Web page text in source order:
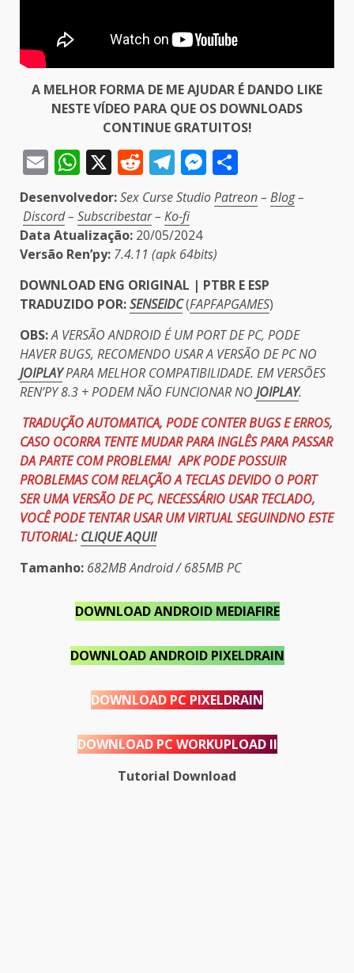
A MELHOR FORMA DE ME AJUDAR É DANDO LIKE
NESTE VÍDEO PARA QUE OS DOWNLOADS
CONTINUE GRATUITOS!
EmailWhatsApp
X Reddit
Telegram
Messenger
Desenvolvedor:Sex Curse StudioPatreon– Blog–
Discord– Subscribestar– Ko-fi
Data Atualização: 20/05/2024
Versão Ren’py: 7.4.11 (apk 64bits)
DOWNLOAD ENG ORIGINAL | PTBR E ESP
TRADUZIDO POR:SENSEIDC(FAPFAPGAMES)
OBS:A VERSÃO ANDROID É UM PORT DE PC, PODE
HAVER BUGS, RECOMENDO USAR A VERSÃO DE PC NO
JOIPLAYPARA MELHOR COMPATIBILIDADE. EM VERSÕES
REN’PY 8.3 + PODEM NÃO FUNCIONAR NO JOIPLAY.
TRADUÇÃO AUTOMATICA, PODE CONTER BUGS E ERROS,
CASO OCORRA TENTE MUDAR PARA INGLÊS PARA PASSAR
DA PARTE COM PROBLEMA! APK PODE POSSUIR
PROBLEMAS COM RELAÇÃO A TECLAS DEVIDO O PORT
SER UMA VERSÃO DE PC, NECESSÁRIO USAR TECLADO,
VOCÊ PODE TENTAR USAR UM VIRTUAL SEGUINDNO ESTE
TUTORIAL:CLIQUE AQUI!
Tamanho: 682MB Android / 685MB PC
DOWNLOAD ANDROID MEDIAFIRE
DOWNLOAD ANDROID PIXELDRAIN
DOWNLOAD PC PIXELDRAIN
DOWNLOAD PC WORKUPLOAD II
Tutorial Download